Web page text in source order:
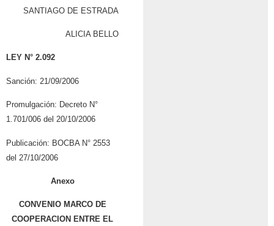
SANTIAGO DE ESTRADA
ALICIA BELLO
LEY N° 2.092
Sanción: 21/09/2006
Promulgación: Decreto N°
1.701/006 del 20/10/2006
Publicación: BOCBA N° 2553
del 27/10/2006
Anexo
CONVENIO MARCO DE
COOPERACION ENTRE EL